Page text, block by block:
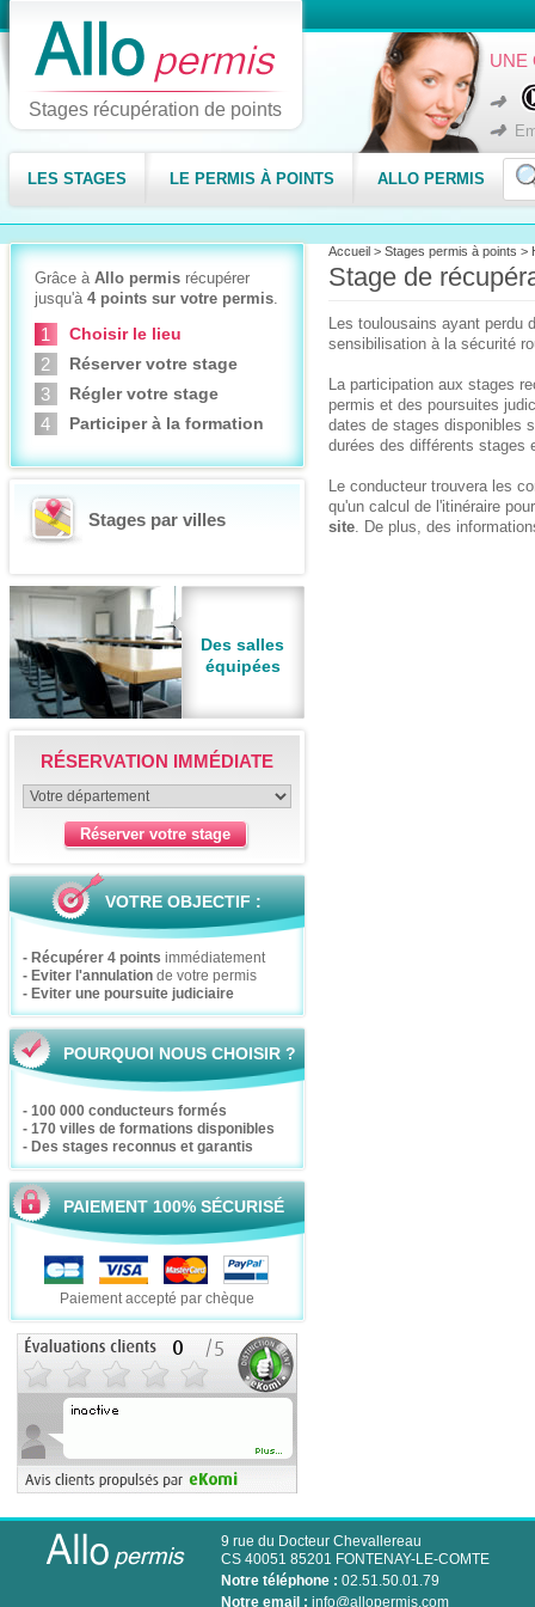
Stages récupération de points
UNE
LES STAGES LE PERMIS À POINTS ALLO PERMIS
Accueil> Stages permis à points >
Stage de
Les toulousains ayant perdu
sensibilisation à la sécurité
La participation aux stages
permis et des poursuites
dates de stages disponibles
durées des différents stages
Le conducteur trouvera les
qu'un calcul de l'itinéraire
site. De plus, des
Grâce à Allo permisrécupérer
jusqu'à 4 points sur votre permis.
Choisir le lieu
Réserver votre stage
Régler votre stage
Participer à la formation
Stages par villes
Des salles
équipées
RÉSERVATION IMMÉDIATE
VOTRE OBJECTIF :
- Récupérer 4 points immédiatement
- Eviter l'annulationde votre permis
- Eviter une poursuite judiciaire
POURQUOI NOUS CHOISIR ?
- 100 000 conducteurs formés
- 170 villes de formations disponibles
- Des stages reconnus et garantis
PAIEMENT 100% SÉCURISÉ
Paiement accepté par chèque
9 rue du Docteur Chevallereau
CS 40051 85201 FONTENAY-LE-COMTE
Notre téléphone : 02.51.50.01.79
Notre email : info@allopermis.com